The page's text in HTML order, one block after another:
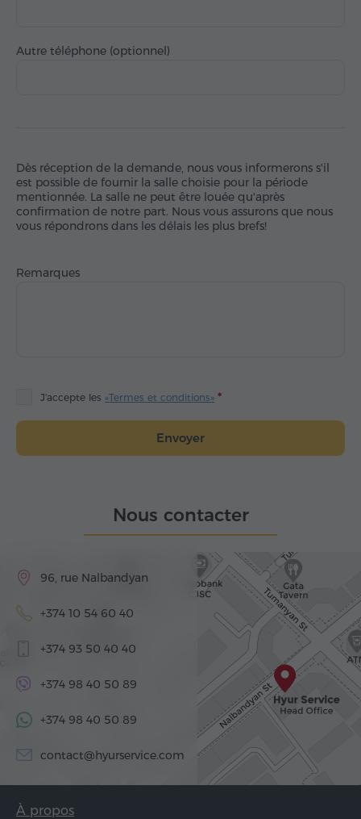
Autre téléphone (optionnel)
Dès réception de la demande, nous vous informerons s'il
est possible de fournir la salle choisie pour la période
mentionnée. La salle ne peut être louée qu'après
confirmation de notre part. Nous vous assurons que nous
vous répondrons dans les délais les plus brefs!
Remarques
J'accepte les «Termes et conditions»
Envoyer
Nous contacter
96, rue Nalbandyan
+374 10 54 60 40
+374 93 50 40 40
+374 98 40 50 89
+374 98 40 50 89
contact@hyurservice.com
À propos